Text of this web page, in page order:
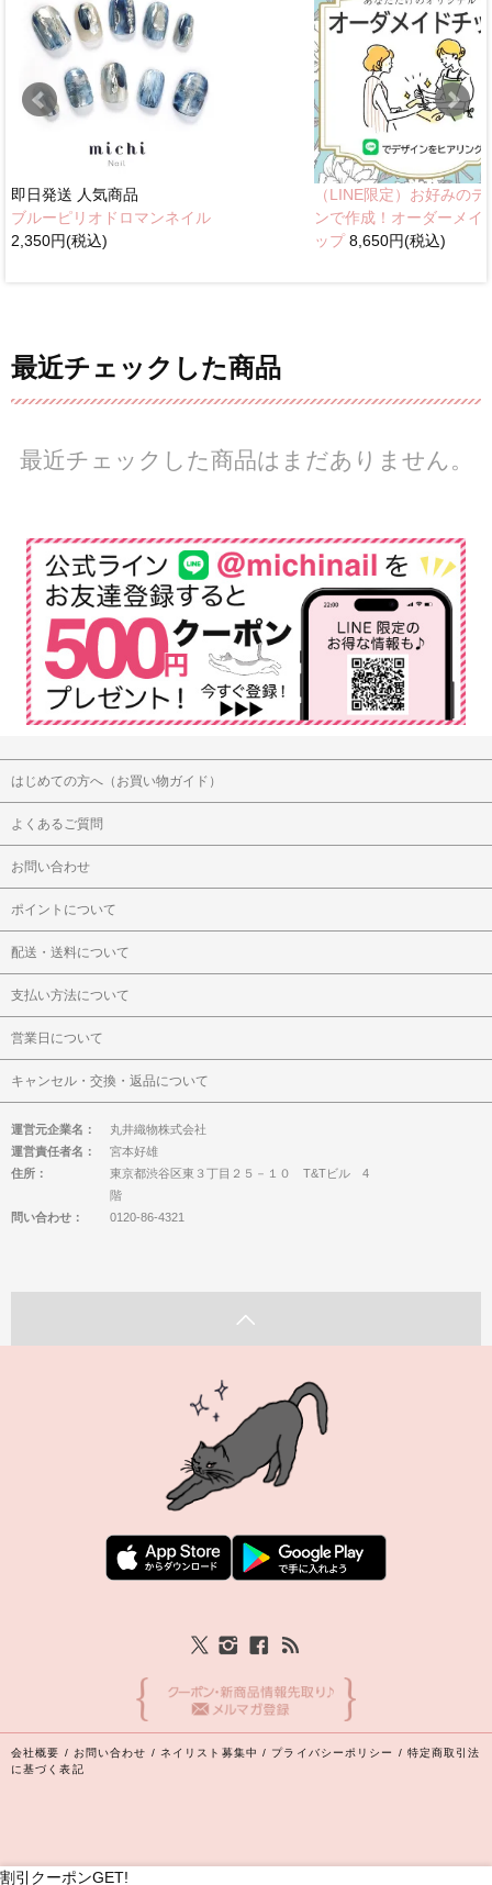
即日発送 人気商品
ブルーピリオドロマンネイル
2,350円(税込)
（LINE限定）お好みのデ
ンで作成！オーダーメイ
ップ8,650円(税込)
最近チェックした商品
最近チェックした商品はまだありません。
割引クーポンGET!
はじめての方へ（お買い物ガイド）
よくあるご質問
お問い合わせ
ポイントについて
配送・送料について
支払い方法について
営業日について
キャンセル・交換・返品について
運営元企業名：
丸井織物株式会社
運営責任者名：
宮本好雄
住所：
東京都渋谷区東３丁目２５－１０ T&Tビル 4
階
問い合わせ：
0120-86-4321
会社概要 / お問い合わせ / ネイリスト募集中 / プライバシーポリシー / 特定商取引法
に基づく表記